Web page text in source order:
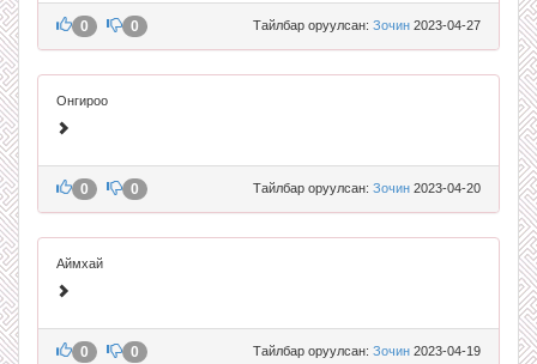
Тайлбар оруулсан: Зочин 2023-04-27
0 0
Онгироо
Тайлбар оруулсан: Зочин 2023-04-20
0 0
Аймхай
Тайлбар оруулсан: Зочин 2023-04-19
0 0